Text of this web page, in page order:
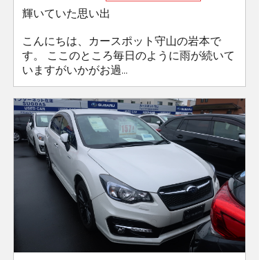
輝いていた思い出
こんにちは、カースポット守山の岩本で
す。 ここのところ毎日のように雨が続いて
いますがいかがお過...